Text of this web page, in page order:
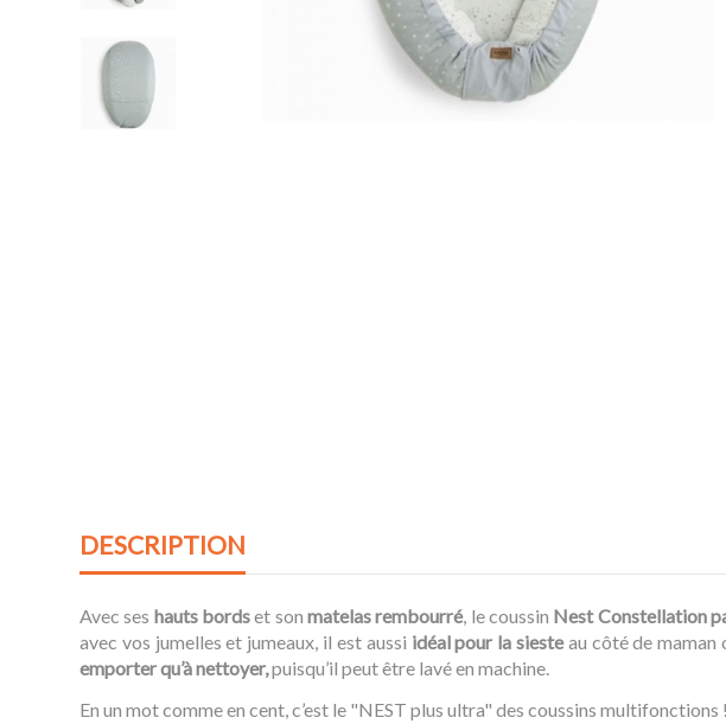
DESCRIPTION
Avec ses hauts bordset sonmatelas rembourré, le coussin Nest Constellation
avec vos jumelles et jumeaux, il est aussi idéal pour la siesteau côté de maman
emporter qu’à nettoyer,puisqu’il peut être lavé en machine.
En un mot comme en cent, c’est le "NEST plus ultra" des coussins multifonctions !